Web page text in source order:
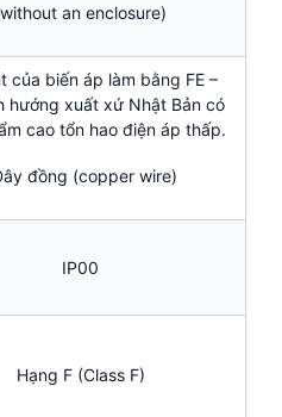
an enclosure)
của biến áp làm bằng FE –
hướng xuất xứ Nhật Bản có
cao tổn hao điện áp thấp.
đồng (copper wire)
IP00
Hạng F (Class F)